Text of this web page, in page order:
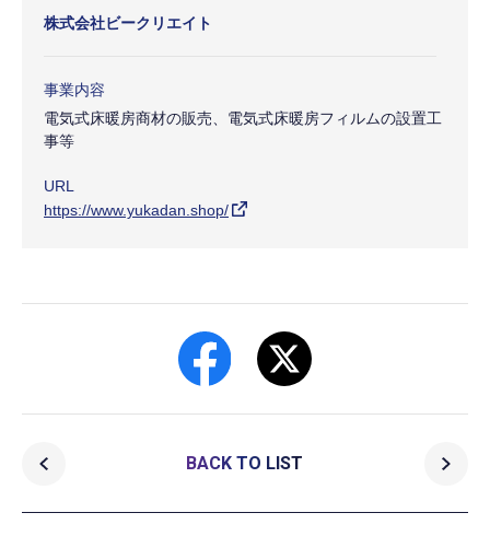
株式会社ビークリエイト
事業内容
電気式床暖房商材の販売、電気式床暖房フィルムの設置工
事等
URL
https://www.yukadan.shop/
BACK TO LIST